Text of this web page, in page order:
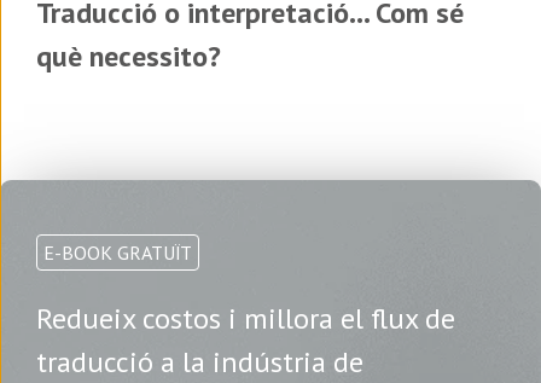
Traducció o interpretació... Com sé
què necessito?
E-BOOK GRATUÏT
Redueix costos i millora el flux de
traducció a la indústria de